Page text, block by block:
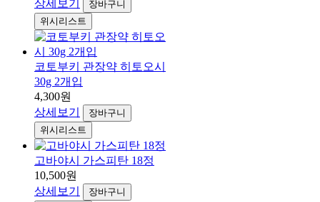
상세보기
장바구니
위시리스트
코토부키 관장약 히토오시
30g 2개입
4,300원
상세보기
장바구니
위시리스트
고바야시 가스피탄 18정
10,500원
상세보기
장바구니